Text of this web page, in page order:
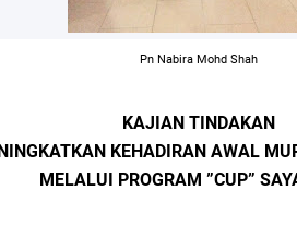
Pn Nabira Mohd Shah
KAJIAN TINDAKAN
KEHADIRAN AWAL
MELALUI PROGRAM ”CUP”